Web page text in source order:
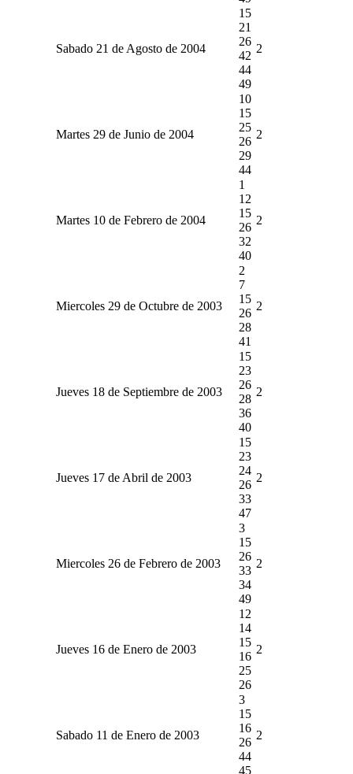
Sabado 21 de Agosto de 2004
15
21
26
42
44
49
2
Martes 29 de Junio de 2004
10
15
25
26
29
44
2
Martes 10 de Febrero de 2004
1
12
15
26
32
40
2
Miercoles 29 de Octubre de 2003
2
7
15
26
28
41
2
Jueves 18 de Septiembre de 2003
15
23
26
28
36
40
2
Jueves 17 de Abril de 2003
15
23
24
26
33
47
2
Miercoles 26 de Febrero de 2003
3
15
26
33
34
49
2
Jueves 16 de Enero de 2003
12
14
15
16
25
26
2
Sabado 11 de Enero de 2003
3
15
16
26
44
45
2